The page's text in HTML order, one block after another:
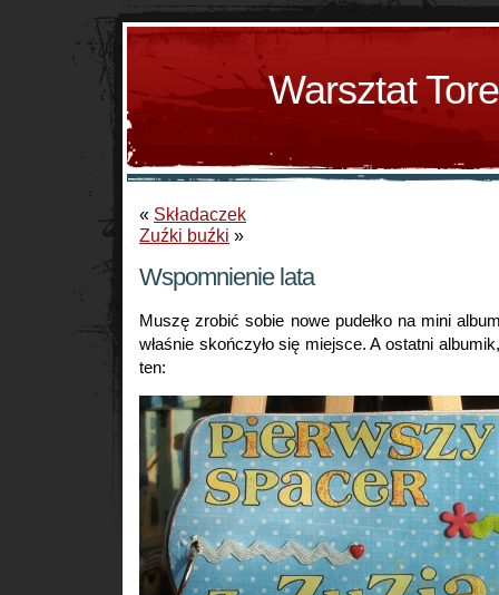
Warsztat
« Składaczek
Zuźki buźki »
Wspomnienie lata
Muszę zrobić sobie nowe pudełko na mini
właśnie skończyło się miejsce. A ostatni
ten: